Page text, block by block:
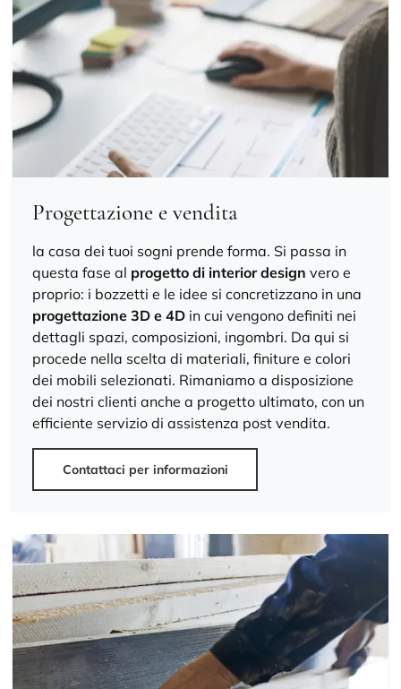
Progettazione e vendita
la casa dei tuoi sogni prende forma. Si passa in
questa fase al progetto di interior design vero e
proprio: i bozzetti e le idee si concretizzano in una
progettazione 3D e 4D in cui vengono definiti nei
dettagli spazi, composizioni, ingombri. Da qui si
procede nella scelta di materiali, finiture e colori
dei mobili selezionati. Rimaniamo a disposizione
dei nostri clienti anche a progetto ultimato, con un
efficiente servizio di assistenza post vendita.
Contattaci per informazioni